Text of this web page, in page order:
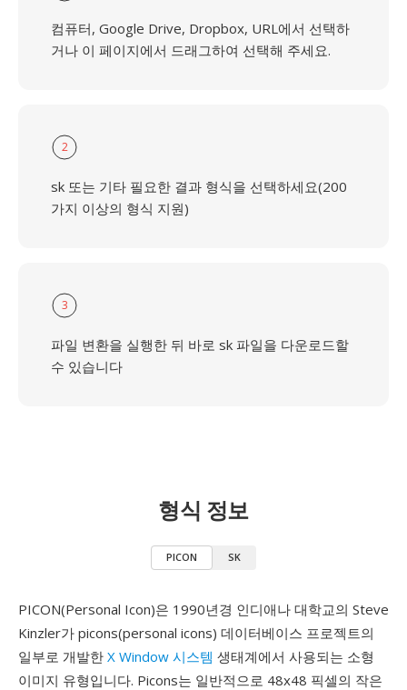
컴퓨터, Google Drive, Dropbox, URL에서 선택하
거나 이 페이지에서 드래그하여 선택해 주세요.
2
sk 또는 기타 필요한 결과 형식을 선택하세요(200
가지 이상의 형식 지원)
3
파일 변환을 실행한 뒤 바로 sk 파일을 다운로드할
수 있습니다
형식 정보
PICON SK
PICON(Personal Icon)은 1990년경 인디애나 대학교의 Steve
Kinzler가 picons(personal icons) 데이터베이스 프로젝트의
일부로 개발한 X Window 시스템 생태계에서 사용되는 소형
이미지 유형입니다. Picons는 일반적으로 48x48 픽셀의 작은